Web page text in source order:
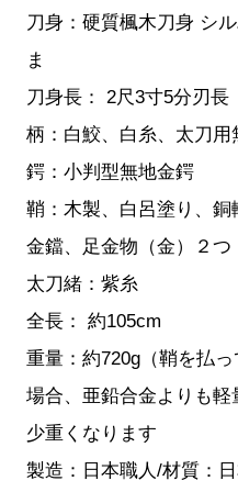
刀身：硬質楓木刀身 シ
ま
刀身長： 2尺3寸5分刃長
柄：白鮫、白糸、太刀用
鍔：小判型無地金鍔
鞘：木製、白呂塗り、
金鐺、足金物（金）２つ
太刀緒：紫糸
全長： 約105cm
重量：約720g（鞘を払
場合、亜鉛合金よりも
少重くなります
製造：日本職人/材質：